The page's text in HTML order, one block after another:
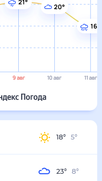
9 авг 10 авг 11 авг
21°
20°
16°
18° 5°
23° 8°